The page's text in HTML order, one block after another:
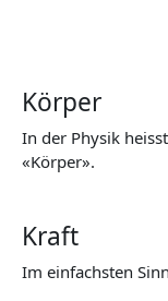
Körper
In der Physik
«Körper».
Kraft
Im einfachsten